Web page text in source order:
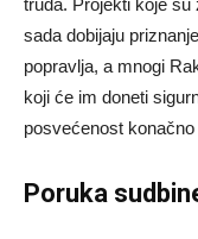
sada dobijaju
popravlja, a mnogi
koji će im doneti
posvećenost
Poruka